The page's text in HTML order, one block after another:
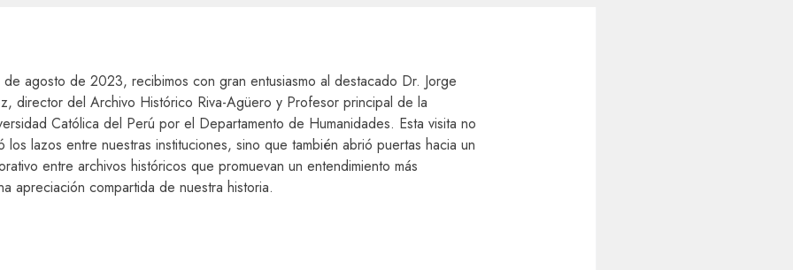
agosto de 2023, recibimos con gran entusiasmo al destacado Dr. Jorge
director del Archivo Histórico Riva-Agüero y Profesor principal de la
Católica del Perú por el Departamento de Humanidades. Esta visita no
los lazos entre nuestras instituciones, sino que también abrió puertas hacia un
entre archivos históricos que promuevan un entendimiento más
apreciación compartida de nuestra historia.